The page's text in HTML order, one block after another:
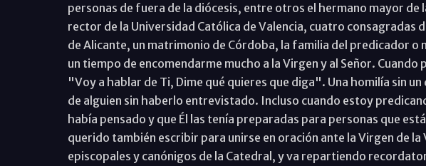
personas de fuera de la diócesis, entre otros el hermano mayor de
rector de la Universidad Católica de Valencia, cuatro consagradas
de Alicante, un matrimonio de Córdoba, la familia del predicador
un tiempo de encomendarme mucho a la Virgen y al Señor.
"Voy a hablar de Ti, Dime qué quieres que diga". Una homilía sin
de alguien sin haberlo entrevistado. Incluso cuando estoy
había pensado y que Él las tenía preparadas para personas que
querido también escribir para unirse en oración ante la Virgen de
episcopales y canónigos de la Catedral, y va repartiendo